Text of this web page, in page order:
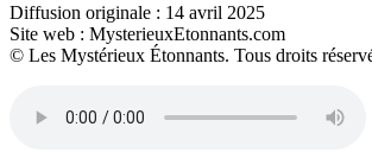
Diffusion originale : 14 avril 2025
Site web : MysterieuxEtonnants.com
© Les Mystérieux Étonnants. Tous droits